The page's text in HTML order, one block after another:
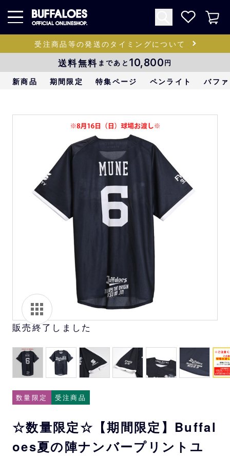
受注商品等の発送のタイミングについて
送料無料 まであと 10,800円
新商品 期間限定 特集ページ ペンライト バフ
販売終了しました
数量限定 受注商品
☆数量限定☆【期間限定】Buffal
oes夏の陣ナンバープリントユ